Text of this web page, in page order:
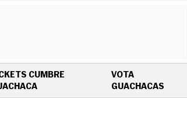
CUMBRE
OPENS IN NEW WINDOW
VOTA
GUACHACAS